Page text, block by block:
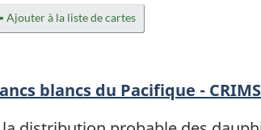
Ajouter à la liste de cartes
blancs du Pacifique - CRIMS